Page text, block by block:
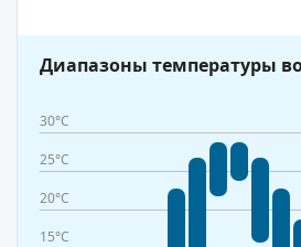
Диапазоны температуры
30°C
25°C
20°C
15°C